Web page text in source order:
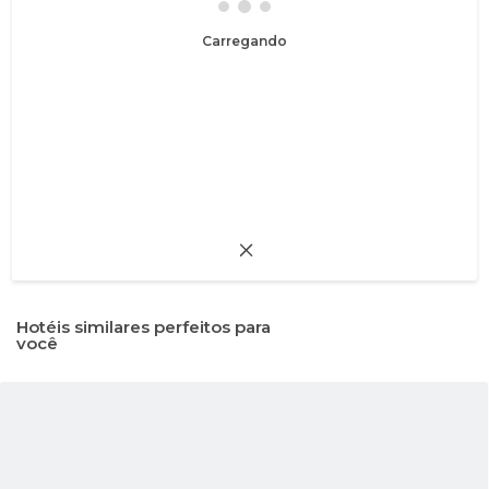
Carregando
Hotéis similares perfeitos para
você